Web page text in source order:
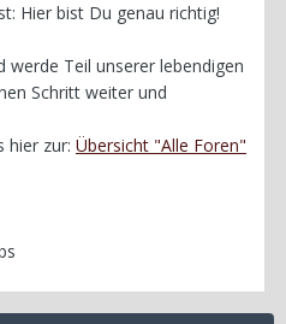
Hier bist Du genau richtig!
werde Teil unserer lebendigen
Schritt weiter und
hier zur: Übersicht "Alle Foren"